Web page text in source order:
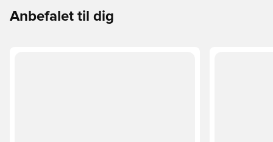
Anbefalet til dig